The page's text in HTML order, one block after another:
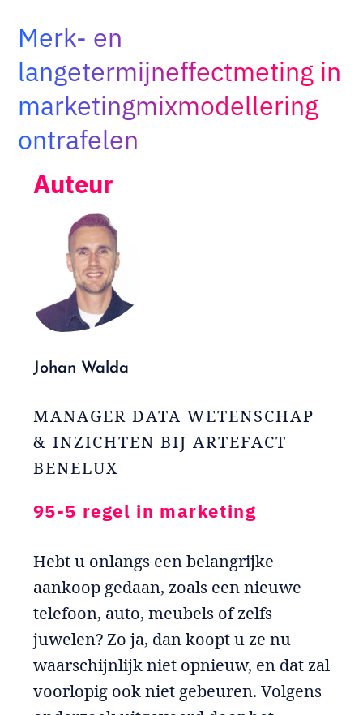
Zoeken
NL
Merk- en
langetermijneffectmeting in
marketingmixmodellering
ontrafelen
Auteur
Johan Walda
MANAGER DATA WETENSCHAP
& INZICHTEN BIJ ARTEFACT
BENELUX
95-5 regel in marketing
Hebt u onlangs een belangrijke
aankoop gedaan, zoals een nieuwe
telefoon, auto, meubels of zelfs
juwelen? Zo ja, dan koopt u ze nu
waarschijnlijk niet opnieuw, en dat zal
voorlopig ook niet gebeuren. Volgens